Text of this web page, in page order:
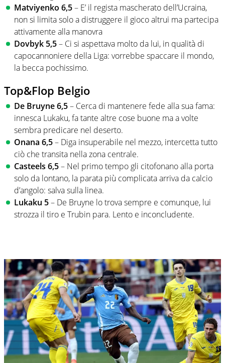
Matviyenko 6,5– E’ il regista mascherato dell’Ucraina,
non si limita solo a distruggere il gioco altrui ma partecipa
attivamente alla manovra
Dovbyk 5,5– Ci si aspettava molto da lui, in qualità di
capocannoniere della Liga: vorrebbe spaccare il mondo,
la becca pochissimo.
Top&Flop Belgio
De Bruyne 6,5– Cerca di mantenere fede alla sua fama:
innesca Lukaku, fa tante altre cose buone ma a volte
sembra predicare nel deserto.
Onana 6,5– Diga insuperabile nel mezzo, intercetta tutto
ciò che transita nella zona centrale.
Casteels 6,5– Nel primo tempo gli citofonano alla porta
solo da lontano, la parata più complicata arriva da calcio
d’angolo: salva sulla linea.
Lukaku 5– De Bruyne lo trova sempre e comunque, lui
strozza il tiro e Trubin para. Lento e inconcludente.